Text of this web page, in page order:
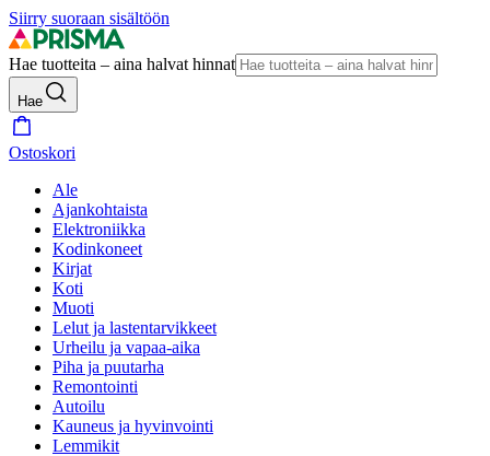
Siirry suoraan sisältöön
Hae tuotteita – aina halvat hinnat
Hae
Ostoskori
Ale
Ajankohtaista
Elektroniikka
Kodinkoneet
Kirjat
Koti
Muoti
Lelut ja lastentarvikkeet
Urheilu ja vapaa-aika
Piha ja puutarha
Remontointi
Autoilu
Kauneus ja hyvinvointi
Lemmikit